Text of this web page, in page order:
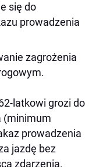
się do
prowadzenia
zagrożenia
latkowi grozi do
(minimum
prowadzenia
jazdę bez
zdarzenia.